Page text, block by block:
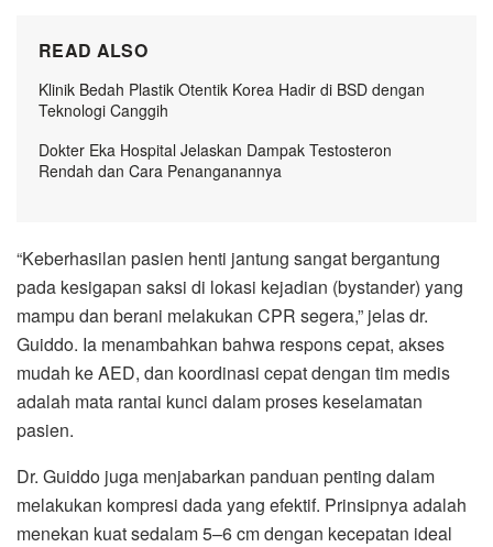
READ ALSO
Klinik Bedah Plastik Otentik Korea Hadir di BSD dengan
Teknologi Canggih
Dokter Eka Hospital Jelaskan Dampak Testosteron
Rendah dan Cara Penanganannya
“Keberhasilan pasien henti jantung sangat bergantung
pada kesigapan saksi di lokasi kejadian (bystander) yang
mampu dan berani melakukan CPR segera,” jelas dr.
Guiddo. Ia menambahkan bahwa respons cepat, akses
mudah ke AED, dan koordinasi cepat dengan tim medis
adalah mata rantai kunci dalam proses keselamatan
pasien.
Dr. Guiddo juga menjabarkan panduan penting dalam
melakukan kompresi dada yang efektif. Prinsipnya adalah
menekan kuat sedalam 5–6 cm dengan kecepatan ideal